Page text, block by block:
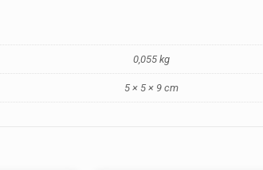
0,055 kg
5 × 5 × 9 cm